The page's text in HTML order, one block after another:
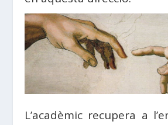
L’acadèmic recupera a